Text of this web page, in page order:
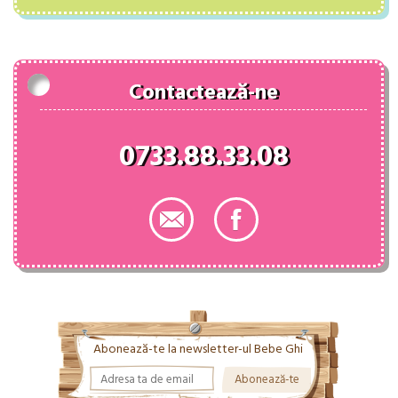
fost:
183.00 lei.
Contactează-ne
0733.88.33.08
Abonează-te la newsletter-ul Bebe Ghi